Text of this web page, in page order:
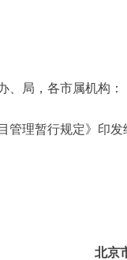
、局，各市属机构：
理暂行规定》印发
北京